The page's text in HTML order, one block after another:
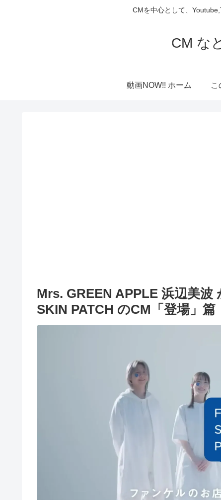
CMを中心として、
CM な
動画NOW!! ホーム こ
Mrs. GREEN APPLE 浜辺美
SKIN PATCH のCM「登場」篇